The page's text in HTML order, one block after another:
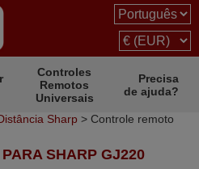
Controles
Remotos
Universais
Precisa
de ajuda?
Sharp > Controle remoto
SHARP GJ220